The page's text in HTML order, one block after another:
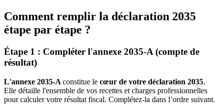
Comment remplir la déclaration 2035
étape par étape ?
Étape 1 : Compléter l'annexe 2035-A (compte de
résultat)
L'annexe 2035-A constitue le cœur de votre déclaration 2035.
Elle détaille l'ensemble de vos recettes et charges professionnelles
pour calculer votre résultat fiscal. Complétez-la dans l’ordre suivant.